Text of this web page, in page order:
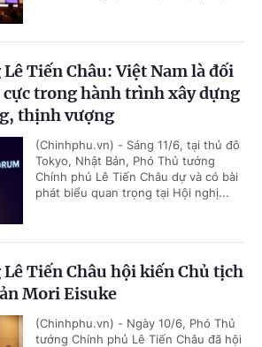
Tiến Châu: Việt Nam là đối
trong hành trình xây dựng
thịnh vượng
(Chinhphu.vn) - Sáng 11/6, tại thủ đô
Tokyo, Nhật Bản, Phó Thủ tướng
Chính phủ Lê Tiến Châu dự và có bài
phát biểu quan trọng tại Hội nghị...
Tiến Châu hội kiến Chủ tịch
Mori Eisuke
(Chinhphu.vn) - Ngày 10/6, Phó Thủ
tướng Chính phủ Lê Tiến Châu đã hội